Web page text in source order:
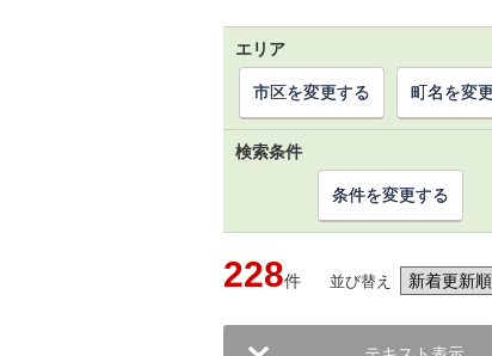
エリア
市区を変更する 町名を変
検索条件
条件を変更する
228件 並び替え